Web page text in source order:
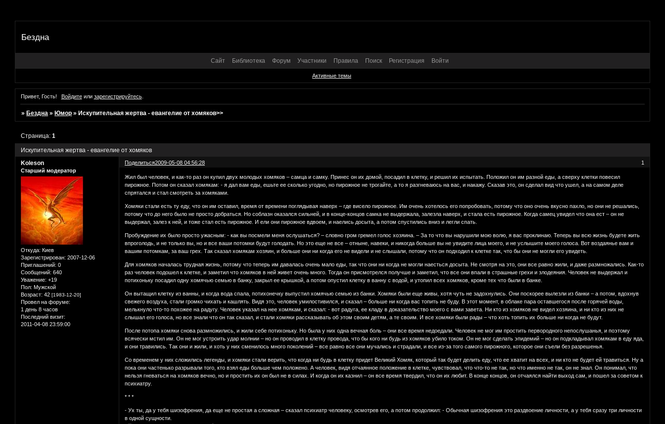
Бездна
Сайт Библиотека Форум Участники Правила Поиск Регистрация Войти
Активные темы
Привет, Гость! Войдитеили зарегистрируйтесь.
»Бездна »Юмор »Искупительная жертва - евангелие от хомяков>>
Искупительная жертва - евангелие от хомяков
Страница:1
Поделиться 1
2009-05-08 04:56:28
Koleson
Старший модератор
Откуда: Киев
Зарегистрирован: 2007-12-06
Приглашений: 0
Сообщений: 640
Уважение: +19
Пол: Мужской
Возраст: 42 [1983-12-20]
Провел на форуме:
1 день 8 часов
Последний визит:
2011-04-08 23:59:00
Жил был человек, и как-то раз он купил двух молодых хомяков – самца и самку. Принес он их домой, посадил в клетку, и решил их испытать. Положил он им разной еды, а сверху клетки повесил
пирожное. Потом он сказал хомякам: - я дал вам еды, ешьте ее сколько угодно, но пирожное не трогайте, а то я разгневаюсь на вас, и накажу. Сказав это, он сделал вид что ушел, а на самом деле
спрятался и стал смотреть за хомяками.
Хомяки стали есть ту еду, что он им оставил, время от времени поглядывая наверх – где висело пирожное. Им очень хотелось его попробовать, потому что оно очень вкусно пахло, но они не решались,
потому что до него было не просто добраться. Но соблазн оказался сильней, и в конце-концов самка не выдержала, залезла наверх, и стала есть пирожное. Когда самец увидел что она ест – он не
выдержал, залез к ней, и тоже стал есть пирожное. И ели они пирожное вдвоем, и наелись досыта, а потом спустились вниз и легли спать.
Пробуждение их было просто ужасным: - как вы посмели меня ослушаться? – словно гром гремел голос хозяина. – За то что вы нарушили мою волю, я вас проклинаю. Теперь вы всю жизнь будете жить
впроголодь, и не только вы, но и все ваши потомки будут голодать. Но это еще не все – отныне, навеки, и никогда больше вы не увидите лица моего, и не услышите моего голоса. Вот воздаянье вам и
вашим потомкам, за ваш грех. Так сказал хомякам хозяин, и больше они ни когда его не видели и не слышали, потому что он подходил к клетке так, что бы они не могли его увидеть.
Для хомяков началась трудная жизнь, потому что теперь им давалась очень мало еды, так что они ни когда не могли наесться досыта. Не смотря на это, они все равно жили, и даже размножались. Как-то
раз человек подошел к клетке, и заметил что хомяков в ней живет очень много. Тогда он присмотрелся получше и заметил, что все они впали в страшные грехи и злодеяния. Человек не выдержал и
потихоньку посадил одну хомячью семью в банку, закрыл ее крышкой, а потом опустил клетку в ванну с водой, и утопил всех хомяков, кроме тех что были в банке.
Он вытащил клетку из ванны, и когда вода спала, потихонечку выпустил хомячью семью из банки. Хомяки были еще живы, хотя чуть не задохнулись. Они поскорее вылезли из банки – а потом, вдохнув
свежего воздуха, стали громко чихать и кашлять. Видя это, человек умилостивился, и сказал – больше ни когда вас топить не буду. В этот момент, в облаке пара оставшегося после горячей воды,
мелькнуло что-то похожее на радугу. Человек указал на нее хомякам, и сказал: - вот радуга, ее кладу в доказательство моего с вами завета. Ни кто из хомяков не видел хозяина, и ни кто из них не
слышал его голоса, но все знали что он так сказал, и стали хомяки рассказывать об этом своим детям, а те своим. И все хомяки были рады – что хоть топить их больше ни когда не будут.
После потопа хомяки снова размножились, и жили себе потихоньку. Но была у них одна вечная боль – они все время недоедали. Человек не мог им простить первородного непослушанья, и поэтому
всячески мстил им. Он не мог устроить удар молнии – но он проводил в клетку провода, что бы кого ни будь из хомяков убило током. Он не мог сделать эпидемий – но он подкладывал хомякам в еду яда,
и они травились. Так они и жили, и хоть у них сменилось много поколений – все равно все они мучались и страдали, и все из-за того самого пирожного, которое они съели без разрешенья.
Со временем у них сложились легенды, и хомяки стали верить, что когда ни будь в клетку придет Великий Хомяк, который так будет делить еду, что ее хватит на всех, и ни кто не будет ей травиться. Ну а
пока они частенько разрывали того, кто взял еды больше чем положено. А человек, видя отчаянное положение в клетке, чувствовал, что что-то не так, но что именно не так, он не знал. Он понимал, что
нельзя гневаться на хомяков вечно, но и простить их он был не в силах. И когда он их казнил – он все время твердил, что он их любит. В конце концов, он отчаялся найти выход сам, и пошел за советом к
психиатру.
* * *
- Ух ты, да у тебя шизофрения, да еще не простая а сложная – сказал психиатр человеку, осмотрев его, а потом продолжил: - Обычная шизофрения это раздвоение личности, а у тебя сразу три личности
в одной сущности.